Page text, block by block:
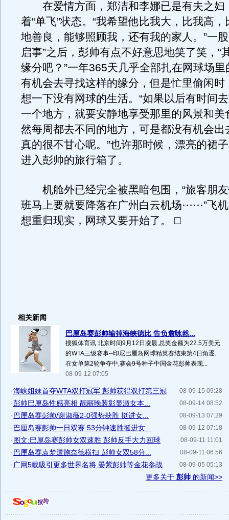
在爱情方面，郑洁和李娜已是有夫之妇
着“单飞”状态。“我希望他比我大，比我高
地善良，能够照顾我，还有我的家人。”一
启事”之后，彭帅有点不好意思地笑了笑，“
缘分吧？”一年365天几乎全部扎在网球场
有机会去寻找这样的缘分，但是忙里偷闲时
想一下没有网球的生活。“如果以后有时间
一个地方，就要安静地享受那里的风景和美
然每周都去不同的地方，可是都没有机会出
真的很不甘心呢。”也许那时候，漂亮的裙
进入彭帅的旅行箱了。
机舱外已经完全被黑暗包围，“旅客朋友
班马上要就要降落在广州白云机场⋯⋯”飞
想重归现实，网球又要开始了。 □
相关新闻
巴厘岛赛彭帅输掉海峡德比 告负詹咏然...
搜狐体育讯 北京时间9月12日凌晨,总奖金额为22.5万美元
的WTA三级赛事--印尼巴厘岛网球精英赛结束第4日角逐.
在女单第2轮争夺中,赛会9号种子中国金花彭帅表现...
08-09-12 07:05
08-09-15 09:28
·海峡姐妹首夺WTA双打冠军 彭帅获得双打第三冠
08-09-14 08:52
·彭帅巴厘岛性感亮相 靓丽晚装彰显淑女本...
08-09-13 07:29
·巴厘岛赛彭帅/谢淑薇2-0强势获胜 挺进女...
08-09-12 07:18
·巴厘岛赛彭帅一日双赛 53分钟速胜挺进女...
08-09-11 11:01
·图文:巴厘岛赛彭帅女双速胜 彭帅反手大力回球
08-09-11 06:56
·巴厘岛赛袁梦遭施奈德横扫 彭帅女双58分...
08-09-05 05:13
· 广网5载吸引更多世界名将 晏紫彭帅等金花参战
更多关于 彭帅 的新闻>>